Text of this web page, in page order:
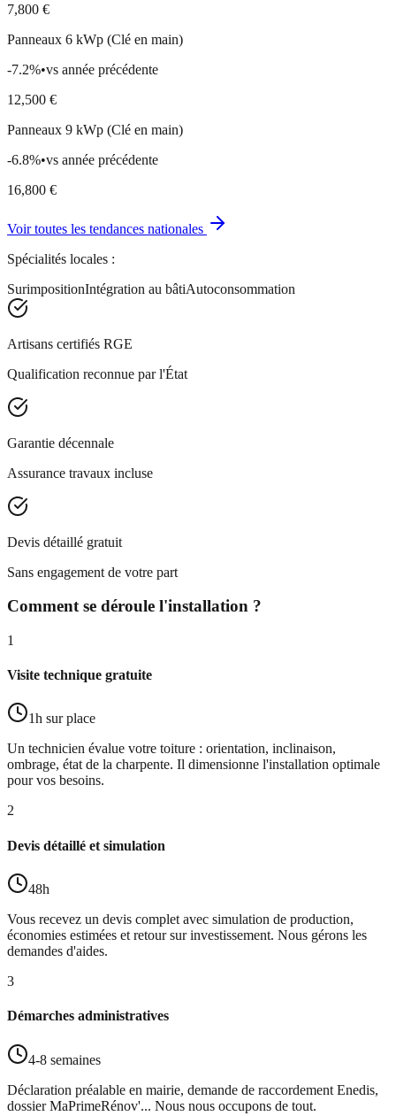
7,800 €
Panneaux 6 kWp (Clé en main)
-7.2%•vs année précédente
12,500 €
Panneaux 9 kWp (Clé en main)
-6.8%•vs année précédente
16,800 €
Voir toutes les tendances nationales
Spécialités locales :
SurimpositionIntégration au bâtiAutoconsommation
Artisans certifiés RGE
Qualification reconnue par l'État
Garantie décennale
Assurance travaux incluse
Devis détaillé gratuit
Sans engagement de votre part
Comment se déroule l'installation ?
1
Visite technique gratuite
1h sur place
Un technicien évalue votre toiture : orientation, inclinaison,
ombrage, état de la charpente. Il dimensionne l'installation optimale
pour vos besoins.
2
Devis détaillé et simulation
48h
Vous recevez un devis complet avec simulation de production,
économies estimées et retour sur investissement. Nous gérons les
demandes d'aides.
3
Démarches administratives
4-8 semaines
Déclaration préalable en mairie, demande de raccordement Enedis,
dossier MaPrimeRénov'... Nous nous occupons de tout.